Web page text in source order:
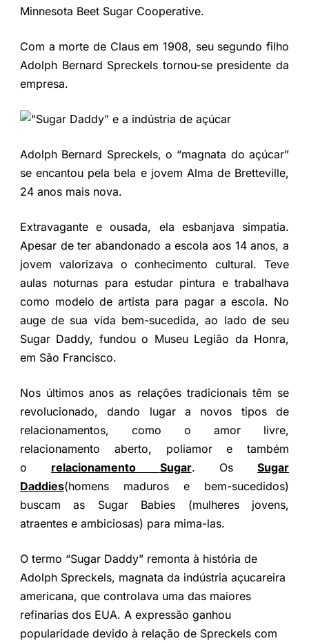
Minnesota Beet Sugar Cooperative.
Com a morte de Claus em 1908, seu segundo filho
Adolph Bernard Spreckels tornou-se presidente da
empresa.
Adolph Bernard Spreckels, o “magnata do açúcar”
se encantou pela bela e jovem Alma de Bretteville,
24 anos mais nova.
Extravagante e ousada, ela esbanjava simpatia.
Apesar de ter abandonado a escola aos 14 anos, a
jovem valorizava o conhecimento cultural. Teve
aulas noturnas para estudar pintura e trabalhava
como modelo de artista para pagar a escola. No
auge de sua vida bem-sucedida, ao lado de seu
Sugar Daddy, fundou o Museu Legião da Honra,
em São Francisco.
Nos últimos anos as relações tradicionais têm se
revolucionado, dando lugar a novos tipos de
relacionamentos, como o amor livre,
relacionamento aberto, poliamor e também
o relacionamento Sugar. OsSugar
Daddies(homens maduros e bem-sucedidos)
buscam as Sugar Babies (mulheres jovens,
atraentes e ambiciosas) para mima-las.
O termo “Sugar Daddy” remonta à história de
Adolph Spreckels, magnata da indústria açucareira
americana, que controlava uma das maiores
refinarias dos EUA. A expressão ganhou
popularidade devido à relação de Spreckels com